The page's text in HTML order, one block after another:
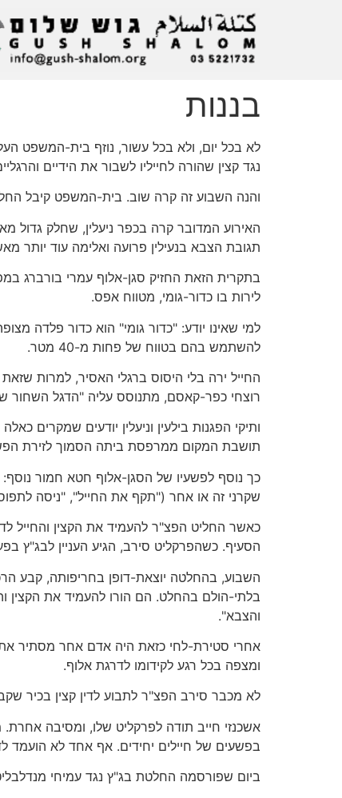
בננות
נגד קצין שהורה לחייליו לשבור את הידיים
והנה השבוע זה קרה שוב. בית-המשפט קיבל
האירוע המדובר קרה בכפר ניעלין, שחלק גדול
תגובת הצבא בנעילין פרועה ואלימה עוד יותר
בתקרית הזאת החזיק סגן-אלוף עמרי בורברג
לירות בו כדור-גומי, מטווח אפס.
למי שאינו יודע: "כדור גומי" הוא כדור פלדה
להשתמש בהם בטווח של פחות מ-40 מטר.
החייל ירה בלי היסוס ברגלי האסיר, למרות
רוצחי כפר-קאסם, מתנוסס עליה "הדגל השחור
ותיקי הפגנות בילעין וניעלין יודעים
תושבת המקום ממרפסת ביתה הסמוך לזירת
כך נוסף לפשעיו של הסגן-אלוף חטא חמור
שקרני זה או אחר ("תקף את החייל", "ניסה
כאשר החליט הפצ"ר להעמיד את הקצין והחייל
הסעיף. כשהפרקליט סירב, הגיע העניין לבג"ץ
השבוע, בהחלטה יוצאת-דופן בחריפותה, קבע
בלתי-הולם בהחלט. הם הורו להעמיד את הקצין
והצבא".
אחרי סטירת-לחי כזאת היה אדם אחר מסתיר את
ומצפה בכל רגע לקידומו לדרגת אלוף.
לא מכבר סירב הפצ"ר לתבוע לדין קצין בכיר
אשכנזי חייב תודה לפרקליט שלו, ומסיבה
בפשעים של חיילים יחידים. אף אחד לא הועמד
ביום שפורסמה החלטת בג"ץ נגד עמיחי